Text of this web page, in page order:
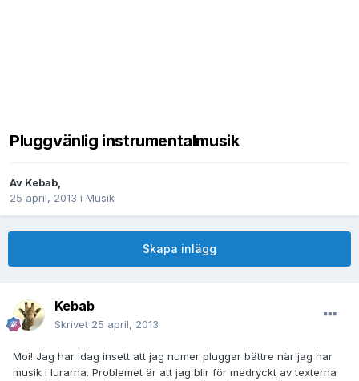
Pluggvänlig instrumentalmusik
Av Kebab,
25 april, 2013 i Musik
Skapa inlägg
Kebab
Skrivet 25 april, 2013
Moi! Jag har idag insett att jag numer pluggar bättre när jag har
musik i lurarna. Problemet är att jag blir för medryckt av texterna